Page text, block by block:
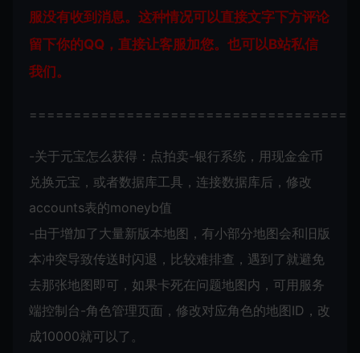
服没有收到消息。这种情况可以直接文字下方评论
留下你的QQ，直接让客服加您。也可以B站私信
我们。
-关于元宝怎么获得：点拍卖-银行系统，用现金金币
兑换元宝，或者数据库工具，连接数据库后，修改
accounts表的moneyb值
-由于增加了大量新版本地图，有小部分地图会和旧版
本冲突导致传送时闪退，比较难排查，遇到了就避免
去那张地图即可，如果卡死在问题地图内，可用服务
端控制台-角色管理页面，修改对应角色的地图ID，改
成10000就可以了。